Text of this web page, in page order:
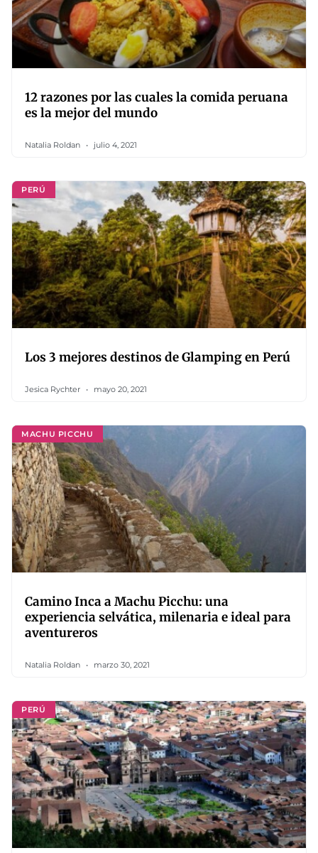
12 razones por las cuales la comida peruana
es la mejor del mundo
Natalia Roldan julio 4, 2021
PERÚ
Los 3 mejores destinos de Glamping en Perú
Jesica Rychter mayo 20, 2021
MACHU PICCHU
Camino Inca a Machu Picchu: una
experiencia selvática, milenaria e ideal para
aventureros
Natalia Roldan marzo 30, 2021
PERÚ